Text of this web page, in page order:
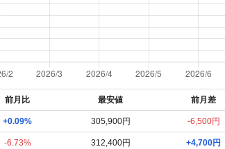
前月比 最安値 前月差
+0.09% 305,900円 -6,500円
-6.73% 312,400円 +4,700円